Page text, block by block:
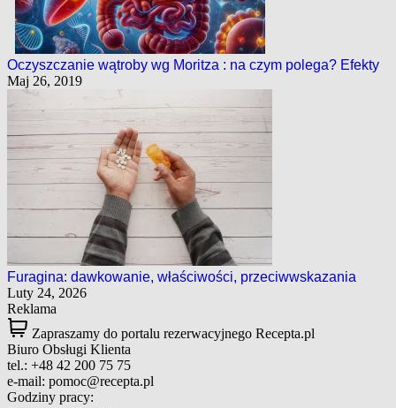
Oczyszczanie wątroby wg Moritza : na czym polega? Efekty
Maj 26, 2019
Furagina: dawkowanie, właściwości, przeciwwskazania
Luty 24, 2026
Reklama
Zapraszamy do portalu rezerwacyjnego Recepta.pl
Biuro Obsługi Klienta
tel.: +48 42 200 75 75
e-mail: pomoc@recepta.pl
Godziny pracy: